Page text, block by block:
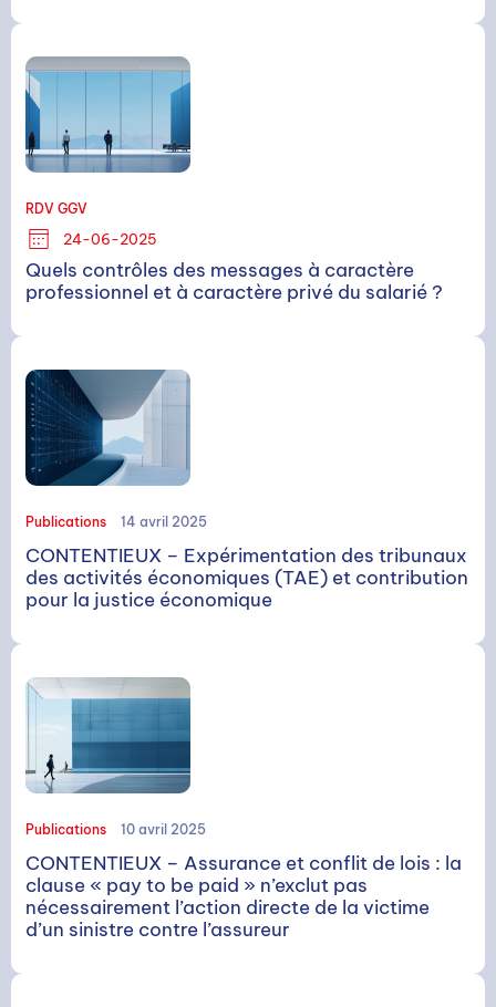
RDV GGV
24-06-2025
Quels contrôles des messages à caractère
professionnel et à caractère privé du salarié ?
Publications 14 avril 2025
CONTENTIEUX – Expérimentation des tribunaux
des activités économiques (TAE) et contribution
pour la justice économique
Publications 10 avril 2025
CONTENTIEUX – Assurance et conflit de lois : la
clause « pay to be paid » n’exclut pas
nécessairement l’action directe de la victime
d’un sinistre contre l’assureur